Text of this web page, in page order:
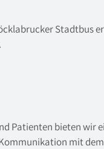
Stadtbus
Patienten bieten wir
mit